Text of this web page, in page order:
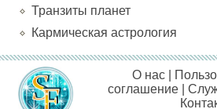
Транзиты планет
Кармическая астрология
О нас
соглашение |